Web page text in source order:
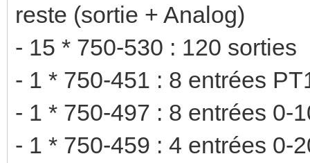
reste (sortie + Analog)
- 15 * 750-530 : 120 sorties
- 1 * 750-451 : 8 entrées
- 1 * 750-497 : 8 entrées 0-
- 1 * 750-459 : 4 entrées 0-